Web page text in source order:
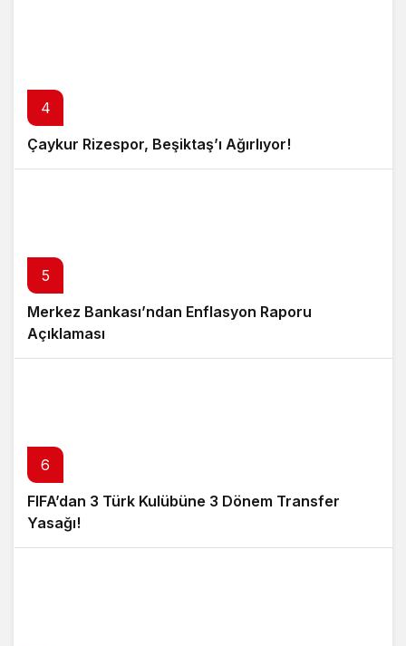
4
Çaykur Rizespor, Beşiktaş’ı Ağırlıyor!
5
Merkez Bankası’ndan Enflasyon Raporu
Açıklaması
6
FIFA’dan 3 Türk Kulübüne 3 Dönem Transfer
Yasağı!